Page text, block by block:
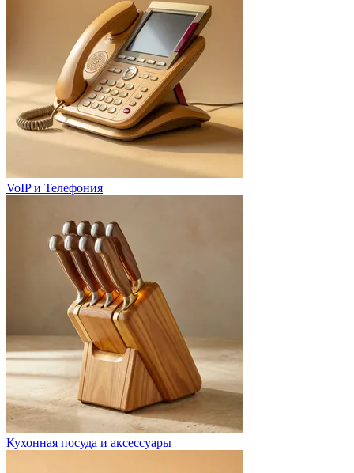
VoIP и Телефония
Кухонная посуда и аксессуары